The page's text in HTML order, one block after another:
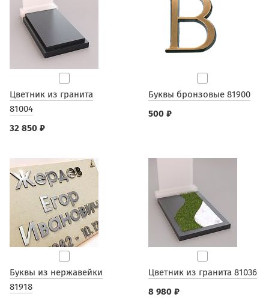
Цветник из гранита
81004
32 850 ₽
Буквы бронзовые 81900
500 ₽
Буквы из нержавейки
81918
Цветник из гранита 81036
8 980 ₽